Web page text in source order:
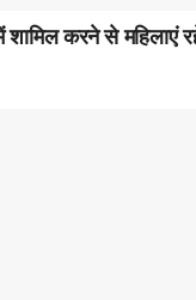
करने से महिलाएं